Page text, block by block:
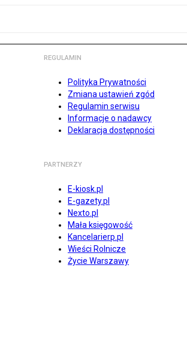
REGULAMIN
Polityka Prywatności
Zmiana ustawień zgód
Regulamin serwisu
Informacje o nadawcy
Deklaracja dostępności
PARTNERZY
E-kiosk.pl
E-gazety.pl
Nexto.pl
Mała księgowość
Kancelarierp.pl
Wieści Rolnicze
Życie Warszawy